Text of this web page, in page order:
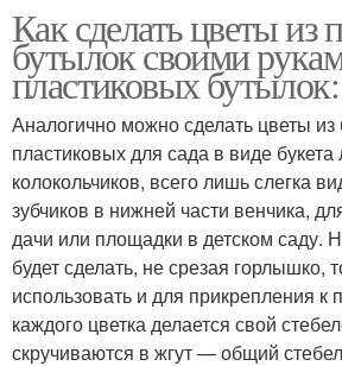
Как сделать цветы из
бутылок своими
пластиковых
Аналогично можно сделать цветы из
пластиковых для сада в виде
колокольчиков, всего лишь слегка
зубчиков в нижней части венчика,
дачи или площадки в детском саду.
будет сделать, не срезая горлышко,
использовать и для прикрепления к
каждого цветка делается свой
скручиваются в жгут — общий